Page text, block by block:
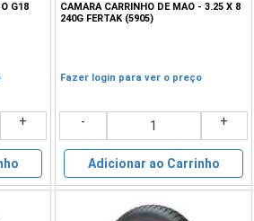
G18
+
CAMARA CARRINHO DE MAO - 3.25 X 8
240G FERTAK (5905)
Fazer login para ver o preço
- +
Adicionar ao Carrinho